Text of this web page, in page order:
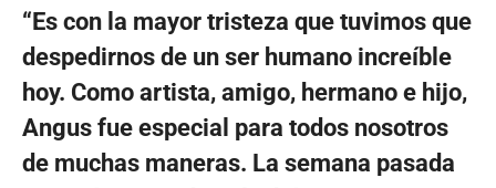
“Es con la mayor tristeza que tuvimos que
despedirnos de un ser humano increíble
hoy. Como artista, amigo, hermano e hijo,
Angus fue especial para todos nosotros
de muchas maneras. La semana pasada